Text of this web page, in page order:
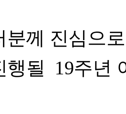
분께 진심으
행될 19주년